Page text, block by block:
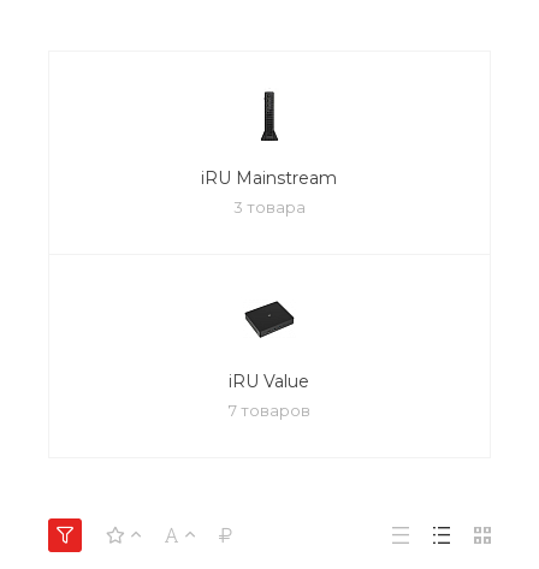
iRU Mainstream
3 товара
iRU Value
7 товаров